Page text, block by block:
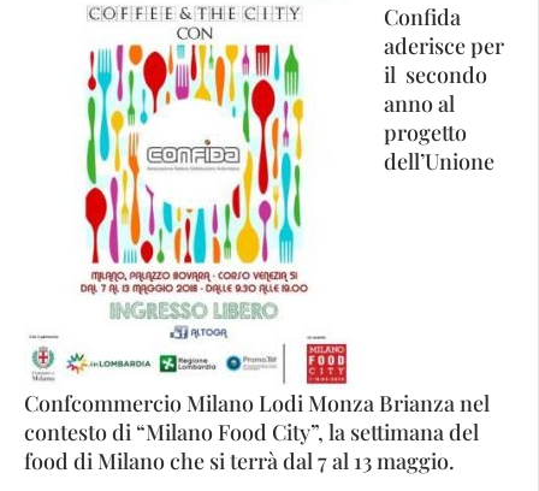
Confida
aderisce per
il secondo
anno al
progetto
dell’Unione
Confcommercio Milano Lodi Monza Brianza nel
contesto di “Milano Food City”, la settimana del
food di Milano che si terrà dal 7 al 13 maggio.